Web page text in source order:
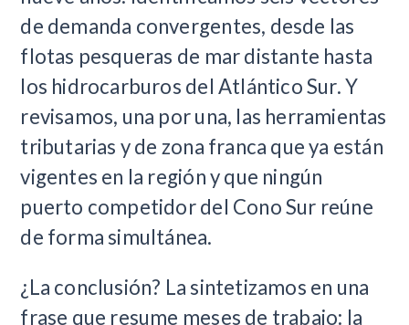
de demanda convergentes, desde las
flotas pesqueras de mar distante hasta
los hidrocarburos del Atlántico Sur. Y
revisamos, una por una, las herramientas
tributarias y de zona franca que ya están
vigentes en la región y que ningún
puerto competidor del Cono Sur reúne
de forma simultánea.
¿La conclusión? La sintetizamos en una
frase que resume meses de trabajo: la